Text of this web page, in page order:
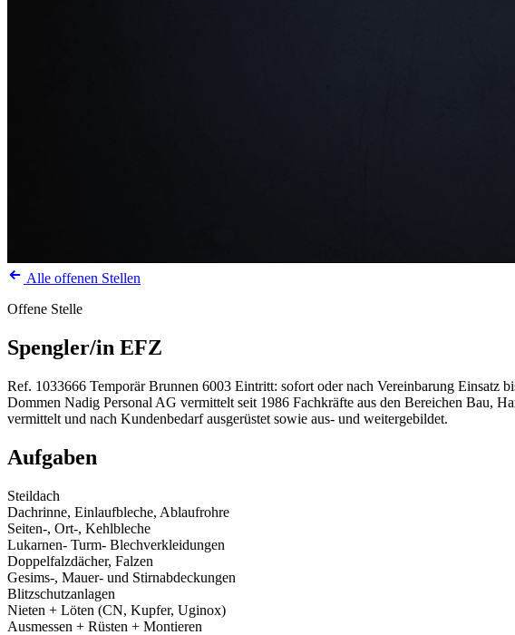
Alle offenen Stellen
Offene Stelle
Spengler/in EFZ
Ref. 1033666 Temporär Brunnen 6003 Eintritt: sofort oder nach Vereinbarung Einsatz
Dommen Nadig Personal AG vermittelt seit 1986 Fachkräfte aus den Bereichen Bau,
vermittelt und nach Kundenbedarf ausgerüstet sowie aus- und weitergebildet.
Aufgaben
Steildach
Dachrinne, Einlaufbleche, Ablaufrohre
Seiten-, Ort-, Kehlbleche
Lukarnen- Turm- Blechverkleidungen
Doppelfalzdächer, Falzen
Gesims-, Mauer- und Stirnabdeckungen
Blitzschutzanlagen
Nieten + Löten (CN, Kupfer, Uginox)
Ausmessen + Rüsten + Montieren